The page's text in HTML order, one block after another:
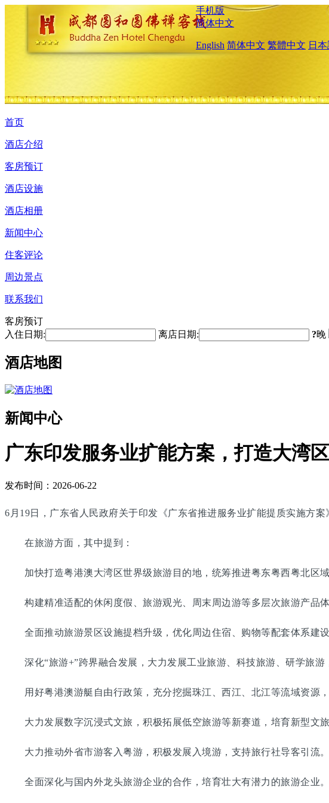
手机版
简体中文
English 简体中文 繁體中文 日
首页
酒店介绍
客房预订
酒店设施
酒店相册
新闻中心
住客评论
周边景点
联系我们
客房预订
入住日期:
离店日期: ?晚
酒店地图
新闻中心
广东印发服务业扩能方案，打造大湾
发布时间：2026-06-22
6月19日，广东省人民政府关于印发《广东省推进服务业扩能提质实施方案
在旅游方面，其中提到：
加快打造粤港澳大湾区世界级旅游目的地，统筹推进粤东粤西粤北区域
构建精准适配的休闲度假、旅游观光、周末周边游等多层次旅游产品体
全面推动旅游景区设施提档升级，优化周边住宿、购物等配套体系建设
深化“旅游+”跨界融合发展，大力发展工业旅游、科技旅游、研学旅游
用好粤港澳游艇自由行政策，充分挖掘珠江、西江、北江等流域资源，
大力发展数字沉浸式文旅，积极拓展低空旅游等新赛道，培育新型文旅
大力推动外省市游客入粤游，积极发展入境游，支持旅行社导客引流。
全面深化与国内外龙头旅游企业的合作，培育壮大有潜力的旅游企业。